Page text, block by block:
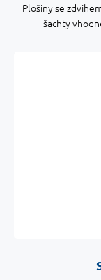
Plošiny se
šachty